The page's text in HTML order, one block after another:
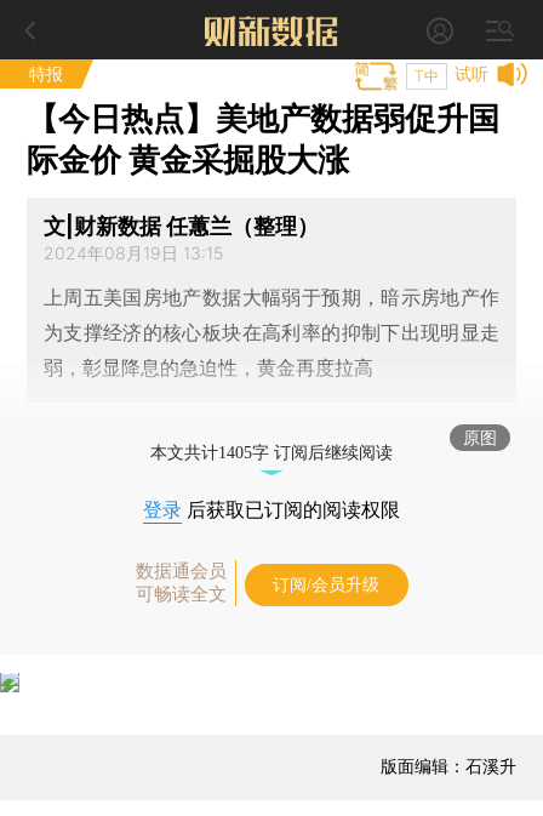
特报 试听
T中
【今日热点】美地产数据弱促升国
际金价 黄金采掘股大涨
文|财新数据 任蕙兰（整理）
2024年08月19日 13:15
上周五美国房地产数据大幅弱于预期，暗示房地产作
为支撑经济的核心板块在高利率的抑制下出现明显走
弱，彰显降息的急迫性，黄金再度拉高
原图
本文共计1405字 订阅后继续阅读
登录 后获取已订阅的阅读权限
数据通会员
可畅读全文
订阅/会员升级
版面编辑：石溪升